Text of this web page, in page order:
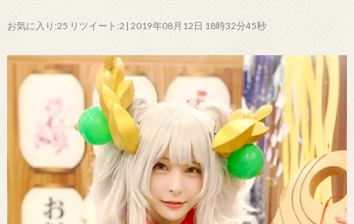
お気に入り:25 リツイート:2 | 2019年08月12日 18時32分45秒